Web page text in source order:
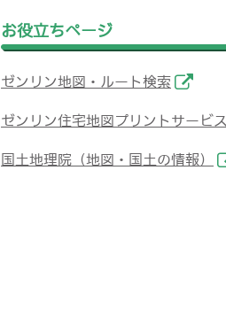
お役立ちページ
ゼンリン地図・ルート検索
ゼンリン住宅地図プリントサービス
国土地理院（地図・国土の情報）